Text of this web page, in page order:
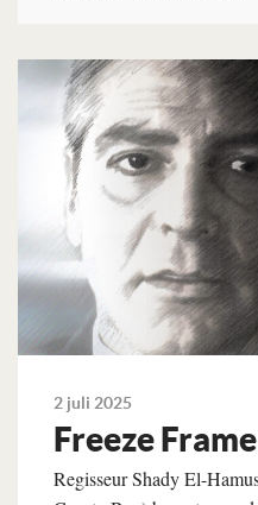
Lees verder
2 juli 2025
Freeze
Regisseur Shady El-